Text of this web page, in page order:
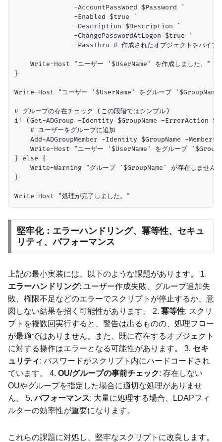
               -AccountPassword $Password `
               -Enabled $true `
               -Description $Description `
               -ChangePasswordAtLogon $true `
-PassThru # 作成されたオブジェクトをパイプ
Write-Host "ユーザー '$UserName' を作成しました。"
}
Write-Host "ユーザー '$UserName' をグループ
# グループの存在チェック (この段階ではシンプル)
if (Get-ADGroup -Identity $GroupName -ErrorAction
    # ユーザーをグループに追加
Add-ADGroupMember -Identity $GroupName -Members
Write-Host "ユーザー '$UserName' をグループ
} else {
Write-Warning "グループ '$GroupName' が存在しません。
}
堅牢化：エラーハンドリング、冪等性、セキュ
リティ、パフォーマンス
上記の最小実装には、以下のような課題があります。 1.
エラーハンドリング: ユーザー作成失敗、グループ追加失
敗、権限不足などのエラーでスクリプトが停止するか、意
図しない結果を招く可能性があります。 2. 冪等性: スクリ
プトを複数回実行すると、警告は出るものの、処理フロー
が最適ではありません。また、既に存在するオブジェクト
に対する操作はエラーとなる可能性があります。 3. セキ
ュリティ: パスワードがスクリプト内にハードコードされ
ています。 4. OU/グループの事前チェック: 存在しない
OUやグループを指定した場合に適切な処理がありませ
ん。 5.パフォーマンス: 大量に処理する場合、LDAPフィ
ルターの効率性が重要になります。
これらの課題に対処し、堅牢なスクリプトに改良します。